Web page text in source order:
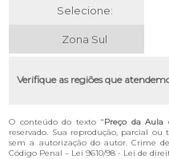
Selecione:
Zona Sul
Verifique as regiões que
O conteúdo do texto "Preço da
reservado. Sua reprodução, parcial
sem a autorização do autor. Crime
Código Penal – Lei 9610/98 - Lei de